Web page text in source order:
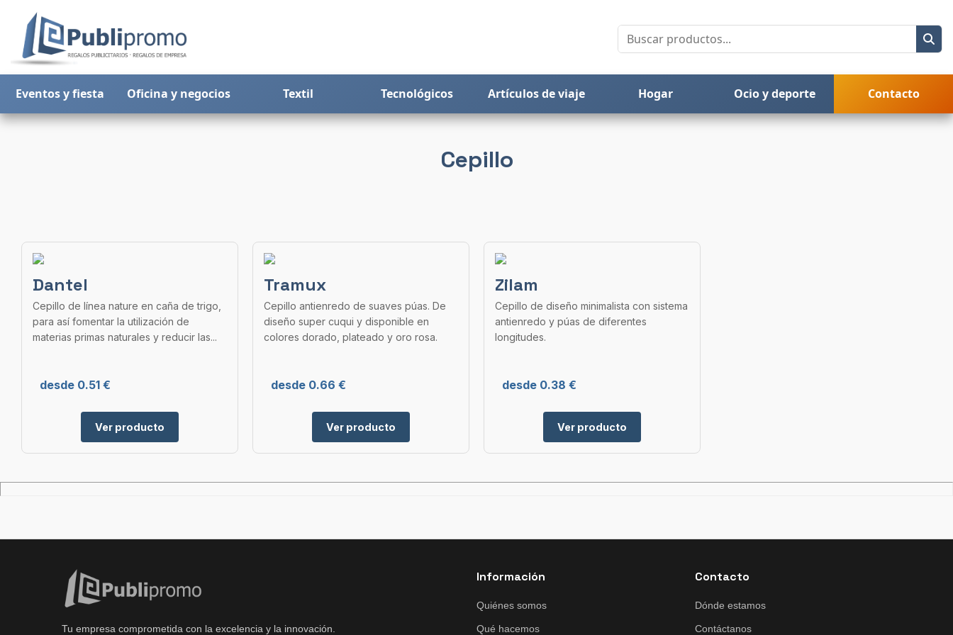
Eventos y fiesta Oficina y negocios Textil Tecnológicos Artículos de viaje Hogar Ocio y deporte Contacto
Cepillo
Dantel
Cepillo de línea nature en caña de trigo,
para así fomentar la utilización de
materias primas naturales y reducir las...
desde 0.51 €
Ver producto
Tramux
Cepillo antienredo de suaves púas. De
diseño super cuqui y disponible en
colores dorado, plateado y oro rosa.
desde 0.66 €
Ver producto
Zilam
Cepillo de diseño minimalista con sistema
antienredo y púas de diferentes
longitudes.
desde 0.38 €
Ver producto
Tu empresa comprometida con la excelencia y la innovación.
Información
Quiénes somos
Qué hacemos
Contacto
Dónde estamos
Contáctanos